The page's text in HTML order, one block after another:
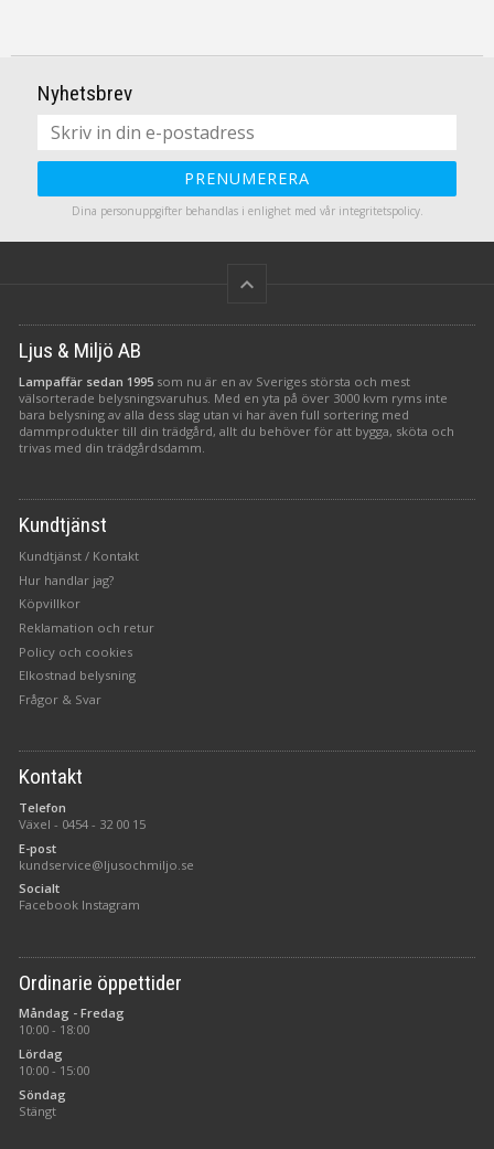
Nyhetsbrev
PRENUMERERA
Dina personuppgifter behandlas i enlighet med vår integritetspolicy.
keyboard_arrow_up
Ljus & Miljö AB
Lampaffär sedan 1995 som nu är en av Sveriges största och mest
välsorterade belysningsvaruhus. Med en yta på över 3000 kvm ryms inte
bara belysning av alla dess slag utan vi har även full sortering med
dammprodukter till din trädgård, allt du behöver för att bygga, sköta och
trivas med din trädgårdsdamm.
Kundtjänst
Kundtjänst / Kontakt
Hur handlar jag?
Köpvillkor
Reklamation och retur
Policy och cookies
Elkostnad belysning
Frågor & Svar
Kontakt
Telefon
Växel - 0454 - 32 00 15
E-post
kundservice@ljusochmiljo.se
Socialt
Facebook Instagram
Ordinarie öppettider
Måndag - Fredag
10:00 - 18:00
Lördag
10:00 - 15:00
Söndag
Stängt